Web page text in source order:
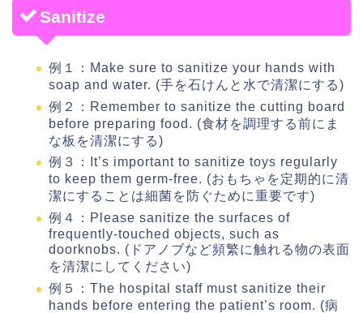
Sanitize
例１：Make sure to sanitize your hands with
soap and water. (手を石けんと水で清潔にする)
例２：Remember to sanitize the cutting board
before preparing food. (食材を調理する前にま
な板を清潔にする)
例３：It’s important to sanitize toys regularly
to keep them germ-free. (おもちゃを定期的に清
潔にすることは細菌を防ぐために重要です)
例４：Please sanitize the surfaces of
frequently-touched objects, such as
doorknobs. (ドアノブなど頻繁に触れる物の表面
を清潔にしてください)
例５：The hospital staff must sanitize their
hands before entering the patient’s room. (病